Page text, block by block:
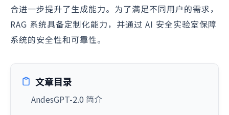
合进一步提升了生成能力。为了满足不同用户的需求，
RAG 系统具备定制化能力，并通过 AI 安全实验室保障
系统的安全性和可靠性。
文章目录
AndesGPT-2.0 简介